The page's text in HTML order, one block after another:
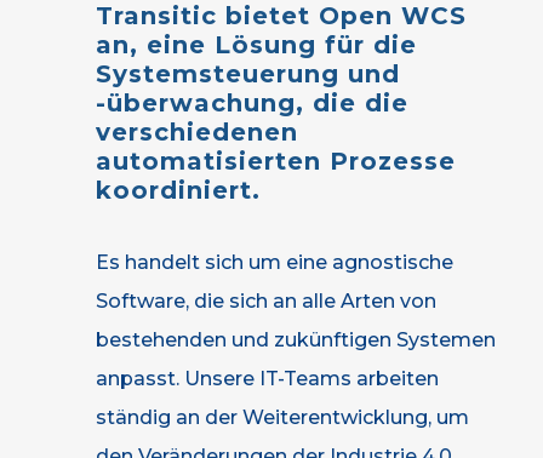
Transitic bietet Open WCS
an, eine Lösung für die
Systemsteuerung und
-überwachung, die die
verschiedenen
automatisierten Prozesse
koordiniert.
Es handelt sich um eine agnostische
Software, die sich an alle Arten von
bestehenden und zukünftigen Systemen
anpasst. Unsere IT-Teams arbeiten
ständig an der Weiterentwicklung, um